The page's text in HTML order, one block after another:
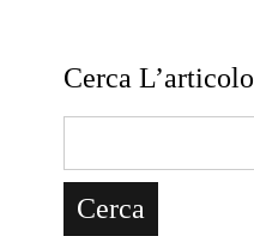
Cerca L’articolo